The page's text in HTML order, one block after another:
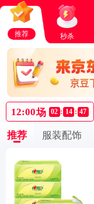
推荐 秒杀
12:00场 02 : 14 : 47
推荐 服装配饰